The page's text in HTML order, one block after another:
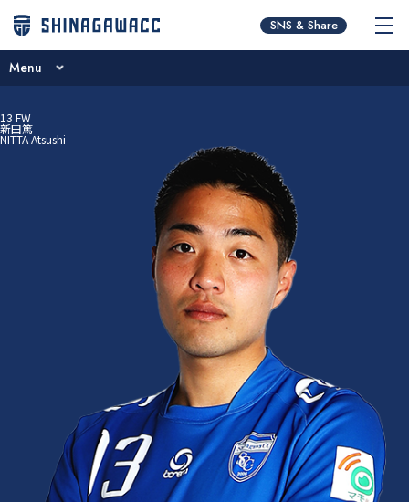
チームコンセプト
ブログ
ニュース
試合日程･結果
SNS & Share
Menu
ブログ
13 FW
新田篤
NITTA Atsushi